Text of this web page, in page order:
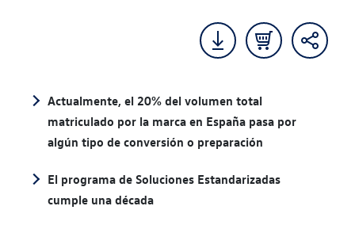
Actualmente, el 20% del volumen total
matriculado por la marca en España pasa por
algún tipo de conversión o preparación
El programa de Soluciones Estandarizadas
cumple una década